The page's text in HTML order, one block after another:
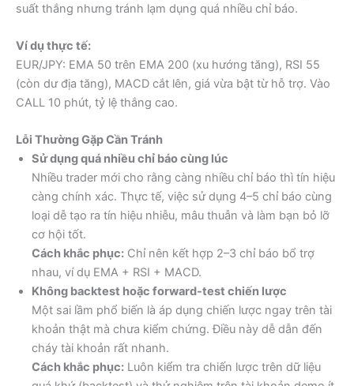
suất thắng nhưng tránh lạm dụng quá nhiều chỉ báo.
Ví dụ thực tế:
EUR/JPY: EMA 50 trên EMA 200 (xu hướng tăng), RSI 55
(còn dư địa tăng), MACD cắt lên, giá vừa bật từ hỗ trợ. Vào
CALL 10 phút, tỷ lệ thắng cao.
Lỗi Thường Gặp Cần Tránh
Sử dụng quá nhiều chỉ báo cùng lúc
Nhiều trader mới cho rằng càng nhiều chỉ báo thì tín hiệu
càng chính xác. Thực tế, việc sử dụng 4–5 chỉ báo cùng
loại dễ tạo ra tín hiệu nhiễu, mâu thuẫn và làm bạn bỏ lỡ
cơ hội tốt.
Cách khắc phục: Chỉ nên kết hợp 2–3 chỉ báo bổ trợ
nhau, ví dụ EMA + RSI + MACD.
Không backtest hoặc forward-test chiến lược
Một sai lầm phổ biến là áp dụng chiến lược ngay trên tài
khoản thật mà chưa kiểm chứng. Điều này dễ dẫn đến
cháy tài khoản rất nhanh.
Cách khắc phục: Luôn kiểm tra chiến lược trên dữ liệu